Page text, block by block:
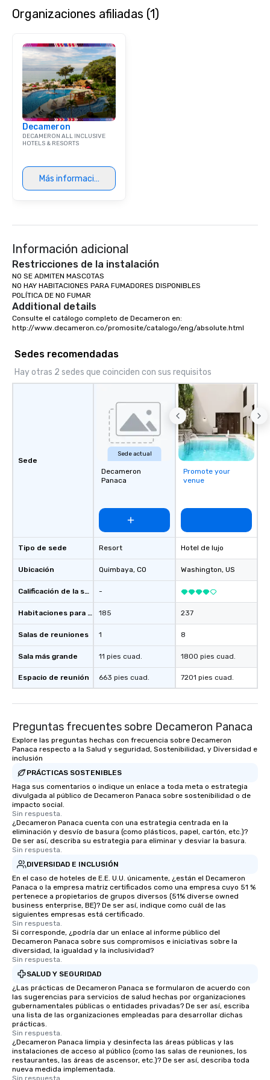
Organizaciones afiliadas (1)
Decameron
DECAMERON ALL INCLUSIVE
HOTELS & RESORTS
Más información
Información adicional
Restricciones de la instalación
NO SE ADMITEN MASCOTAS
NO HAY HABITACIONES PARA FUMADORES DISPONIBLES
POLÍTICA DE NO FUMAR
Additional details
Consulte el catálogo completo de Decameron en:
http://www.decameron.co/promosite/catalogo/eng/absolute.html
Sedes recomendadas
Hay otras 2 sedes que coinciden con sus requisitos
Sede
Tipo de sede
Ubicación
Calificación de la sede
Habitaciones para huéspedes
Salas de reuniones
Sala más grande
Espacio de reunión
Sede actual
Decameron
Panaca
Resort
Quimbaya, CO
-
185
1
11 pies cuad.
663 pies cuad.
Promote your
venue
Hotel de lujo
Washington, US
237
8
1800 pies cuad.
7201 pies cuad.
Preguntas frecuentes sobre Decameron Panaca
Explore las preguntas hechas con frecuencia sobre Decameron
Panaca respecto a la Salud y seguridad, Sostenibilidad, y Diversidad e
inclusión
PRÁCTICAS SOSTENIBLES
Haga sus comentarios o indique un enlace a toda meta o estrategia
divulgada al público de Decameron Panaca sobre sostenibilidad o de
impacto social.
Sin respuesta.
¿Decameron Panaca cuenta con una estrategia centrada en la
eliminación y desvío de basura (como plásticos, papel, cartón, etc.)?
De ser así, describa su estrategia para eliminar y desviar la basura.
Sin respuesta.
DIVERSIDAD E INCLUSIÓN
En el caso de hoteles de E.E. U.U. únicamente, ¿están el Decameron
Panaca o la empresa matriz certificados como una empresa cuyo 51 %
pertenece a propietarios de grupos diversos (51% diverse owned
business enterprise, BE)? De ser así, indique como cuál de las
siguientes empresas está certificado.
Sin respuesta.
Si corresponde, ¿podría dar un enlace al informe público del
Decameron Panaca sobre sus compromisos e iniciativas sobre la
diversidad, la igualdad y la inclusividad?
Sin respuesta.
SALUD Y SEGURIDAD
¿Las prácticas de Decameron Panaca se formularon de acuerdo con
las sugerencias para servicios de salud hechas por organizaciones
gubernamentales públicas o entidades privadas? De ser así, escriba
una lista de las organizaciones empleadas para desarrollar dichas
prácticas.
Sin respuesta.
¿Decameron Panaca limpia y desinfecta las áreas públicas y las
instalaciones de acceso al público (como las salas de reuniones, los
restaurantes, las áreas de ascensor, etc.)? De ser así, describa toda
nueva medida implementada.
Sin respuesta.